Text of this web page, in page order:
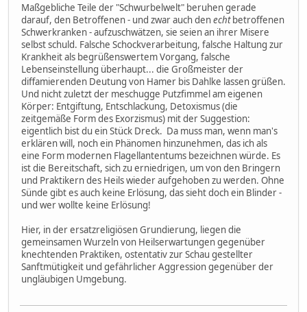
Maßgebliche Teile der "Schwurbelwelt" beruhen gerade
darauf, den Betroffenen - und zwar auch denechtbetroffenen
Schwerkranken - aufzuschwätzen, sie seien an ihrer Misere
selbst schuld. Falsche Schockverarbeitung, falsche Haltung zur
Krankheit als begrüßenswertem Vorgang, falsche
Lebenseinstellung überhaupt... die Großmeister der
diffamierenden Deutung von Hamer bis Dahlke lassen grüßen.
Und nicht zuletzt der meschugge Putzfimmel am eigenen
Körper: Entgiftung, Entschlackung, Detoxismus (die
zeitgemäße Form des Exorzismus) mit der Suggestion:
eigentlich bist du ein Stück Dreck. Da muss man, wenn man's
erklären will, noch ein Phänomen hinzunehmen, das ich als
eine Form modernen Flagellantentums bezeichnen würde. Es
ist die Bereitschaft, sich zu erniedrigen, um von den Bringern
und Praktikern des Heils wieder aufgehoben zu werden. Ohne
Sünde gibt es auch keine Erlösung, das sieht doch ein Blinder -
und wer wollte keine Erlösung!
Hier, in der ersatzreligiösen Grundierung, liegen die
gemeinsamen Wurzeln von Heilserwartungen gegenüber
knechtenden Praktiken, ostentativ zur Schau gestellter
Sanftmütigkeit und gefährlicher Aggression gegenüber der
ungläubigen Umgebung.